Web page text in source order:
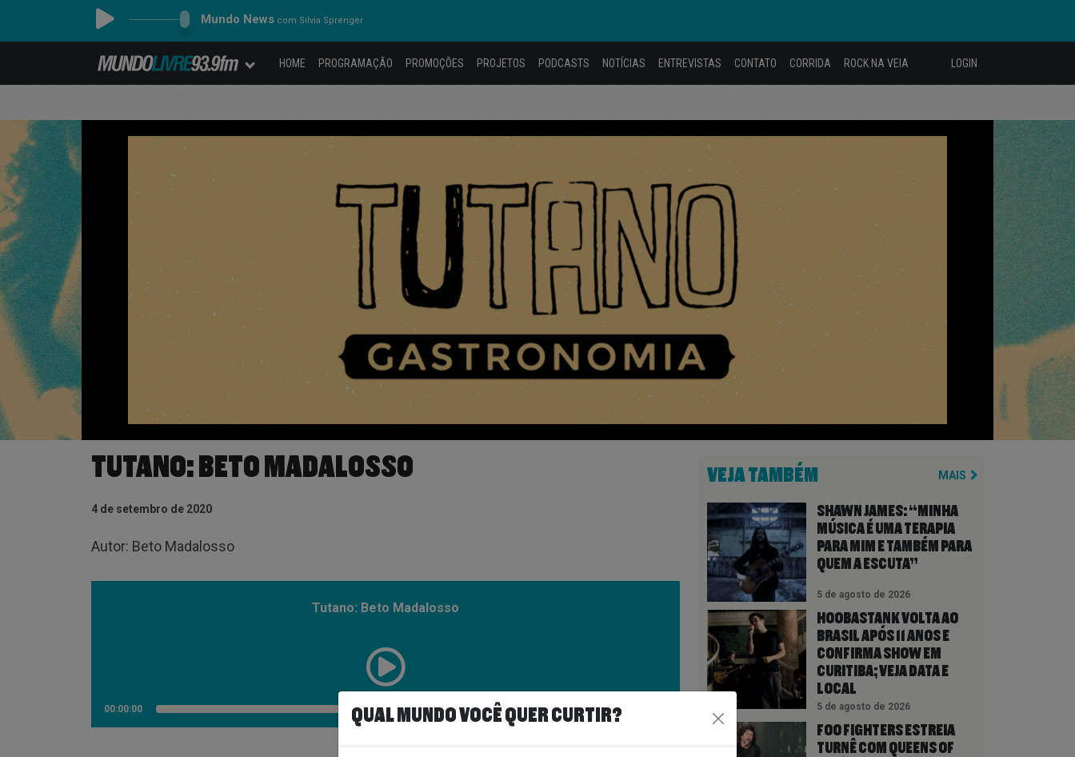
Mundo News com Silvia Sprenger
HOME PROGRAMAÇÃO PROMOÇÕES PROJETOS PODCASTS NOTÍCIAS ENTREVISTAS CONTATO CORRIDA ROCK NA VEIA LOGIN
TUTANO: BETO MADALOSSO
4 de setembro de 2020
Autor: Beto Madalosso
Tutano: Beto Madalosso
00:00:00
VEJA TAMBÉM MAIS
SHAWN JAMES: “MINHA
MÚSICA É UMA TERAPIA
PARA MIM E TAMBÉM PARA
QUEM A ESCUTA”
5 de agosto de 2026
HOOBASTANK VOLTA AO
BRASIL APÓS 11 ANOS E
CONFIRMA SHOW EM
CURITIBA; VEJA DATA E
LOCAL
5 de agosto de 2026
FOO FIGHTERS ESTREIA
TURNÊ COM QUEENS OF
QUAL MUNDO VOCÊ QUER CURTIR?